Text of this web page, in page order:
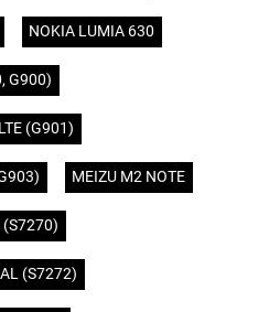
NOKIA LUMIA 630
G900)
(G901)
MEIZU M2 NOTE
(S7270)
(S7272)